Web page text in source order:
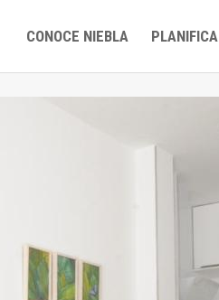
CONOCE NIEBLA PLANIFICA